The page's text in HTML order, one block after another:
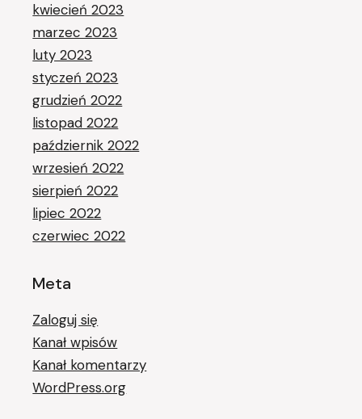
kwiecień 2023
marzec 2023
luty 2023
styczeń 2023
grudzień 2022
listopad 2022
październik 2022
wrzesień 2022
sierpień 2022
lipiec 2022
czerwiec 2022
Meta
Zaloguj się
Kanał wpisów
Kanał komentarzy
WordPress.org